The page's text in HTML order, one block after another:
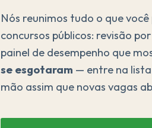
Nós reunimos tudo o que
concursos públicos: revisão
painel de desempenho que
se esgotaram — entre na lista
mão assim que novas vagas